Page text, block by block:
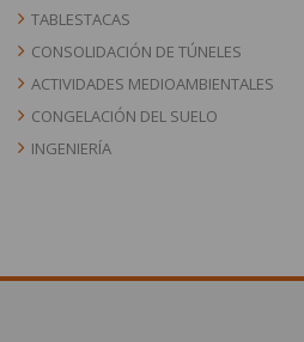
TABLESTACAS
CONSOLIDACIÓN DE TÚNELES
ACTIVIDADES MEDIOAMBIENTALES
CONGELACIÓN DEL SUELO
INGENIERÍA